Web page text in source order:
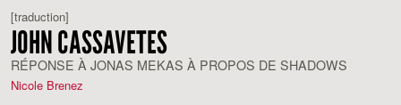
[traduction]
JOHN CASSAVETES
RÉPONSE À JONAS MEKAS À PROPOS DE SHADOWS
Nicole Brenez